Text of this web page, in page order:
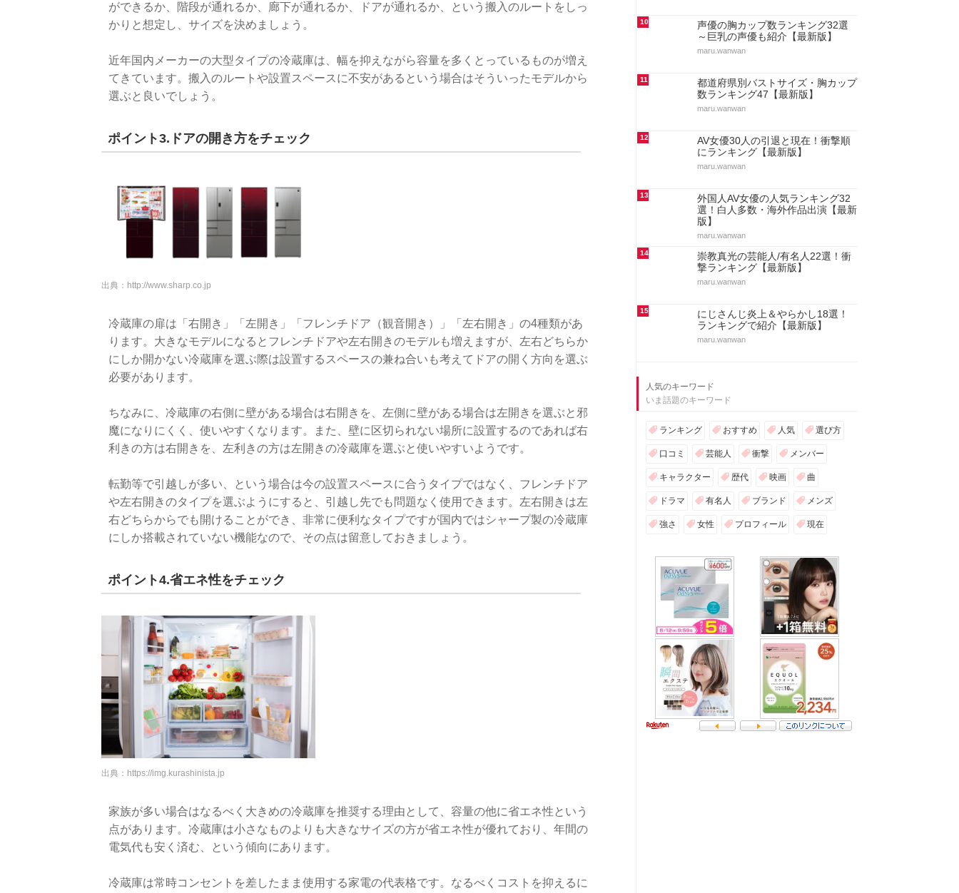
ができるか、階段が通れるか、廊下が通れるか、ドアが通れるか、という搬入のルートをしっ
かりと想定し、サイズを決めましょう。
近年国内メーカーの大型タイプの冷蔵庫は、幅を抑えながら容量を多くとっているものが増え
てきています。搬入のルートや設置スペースに不安があるという場合はそういったモデルから
選ぶと良いでしょう。
ポイント3.ドアの開き方をチェック
出典： http://www.sharp.co.jp
冷蔵庫の扉は「右開き」「左開き」「フレンチドア（観音開き）」「左右開き」の4種類があ
ります。大きなモデルになるとフレンチドアや左右開きのモデルも増えますが、左右どちらか
にしか開かない冷蔵庫を選ぶ際は設置するスペースの兼ね合いも考えてドアの開く方向を選ぶ
必要があります。
ちなみに、冷蔵庫の右側に壁がある場合は右開きを、左側に壁がある場合は左開きを選ぶと邪
魔になりにくく、使いやすくなります。また、壁に区切られない場所に設置するのであれば右
利きの方は右開きを、左利きの方は左開きの冷蔵庫を選ぶと使いやすいようです。
転勤等で引越しが多い、という場合は今の設置スペースに合うタイプではなく、フレンチドア
や左右開きのタイプを選ぶようにすると、引越し先でも問題なく使用できます。左右開きは左
右どちらからでも開けることができ、非常に便利なタイプですが国内ではシャープ製の冷蔵庫
にしか搭載されていない機能なので、その点は留意しておきましょう。
ポイント4.省エネ性をチェック
出典： https://img.kurashinista.jp
家族が多い場合はなるべく大きめの冷蔵庫を推奨する理由として、容量の他に省エネ性という
点があります。冷蔵庫は小さなものよりも大きなサイズの方が省エネ性が優れており、年間の
電気代も安く済む、という傾向にあります。
冷蔵庫は常時コンセントを差したまま使用する家電の代表格です。なるべくコストを抑えるに
10
声優の胸カップ数ランキング32選
～巨乳の声優も紹介【最新版】
maru.wanwan
11
都道府県別バストサイズ・胸カップ
数ランキング47【最新版】
maru.wanwan
12
AV女優30人の引退と現在！衝撃順
にランキング【最新版】
maru.wanwan
13
外国人AV女優の人気ランキング32
選！白人多数・海外作品出演【最新
版】
maru.wanwan
14
崇教真光の芸能人/有名人22選！衝
撃ランキング【最新版】
maru.wanwan
15
にじさんじ炎上＆やらかし18選！
ランキングで紹介【最新版】
maru.wanwan
人気のキーワード
いま話題のキーワード
ランキング おすすめ 人気 選び方
口コミ 芸能人 衝撃 メンバー
キャラクター 歴代 映画 曲
ドラマ 有名人 ブランド メンズ
強さ 女性 プロフィール 現在